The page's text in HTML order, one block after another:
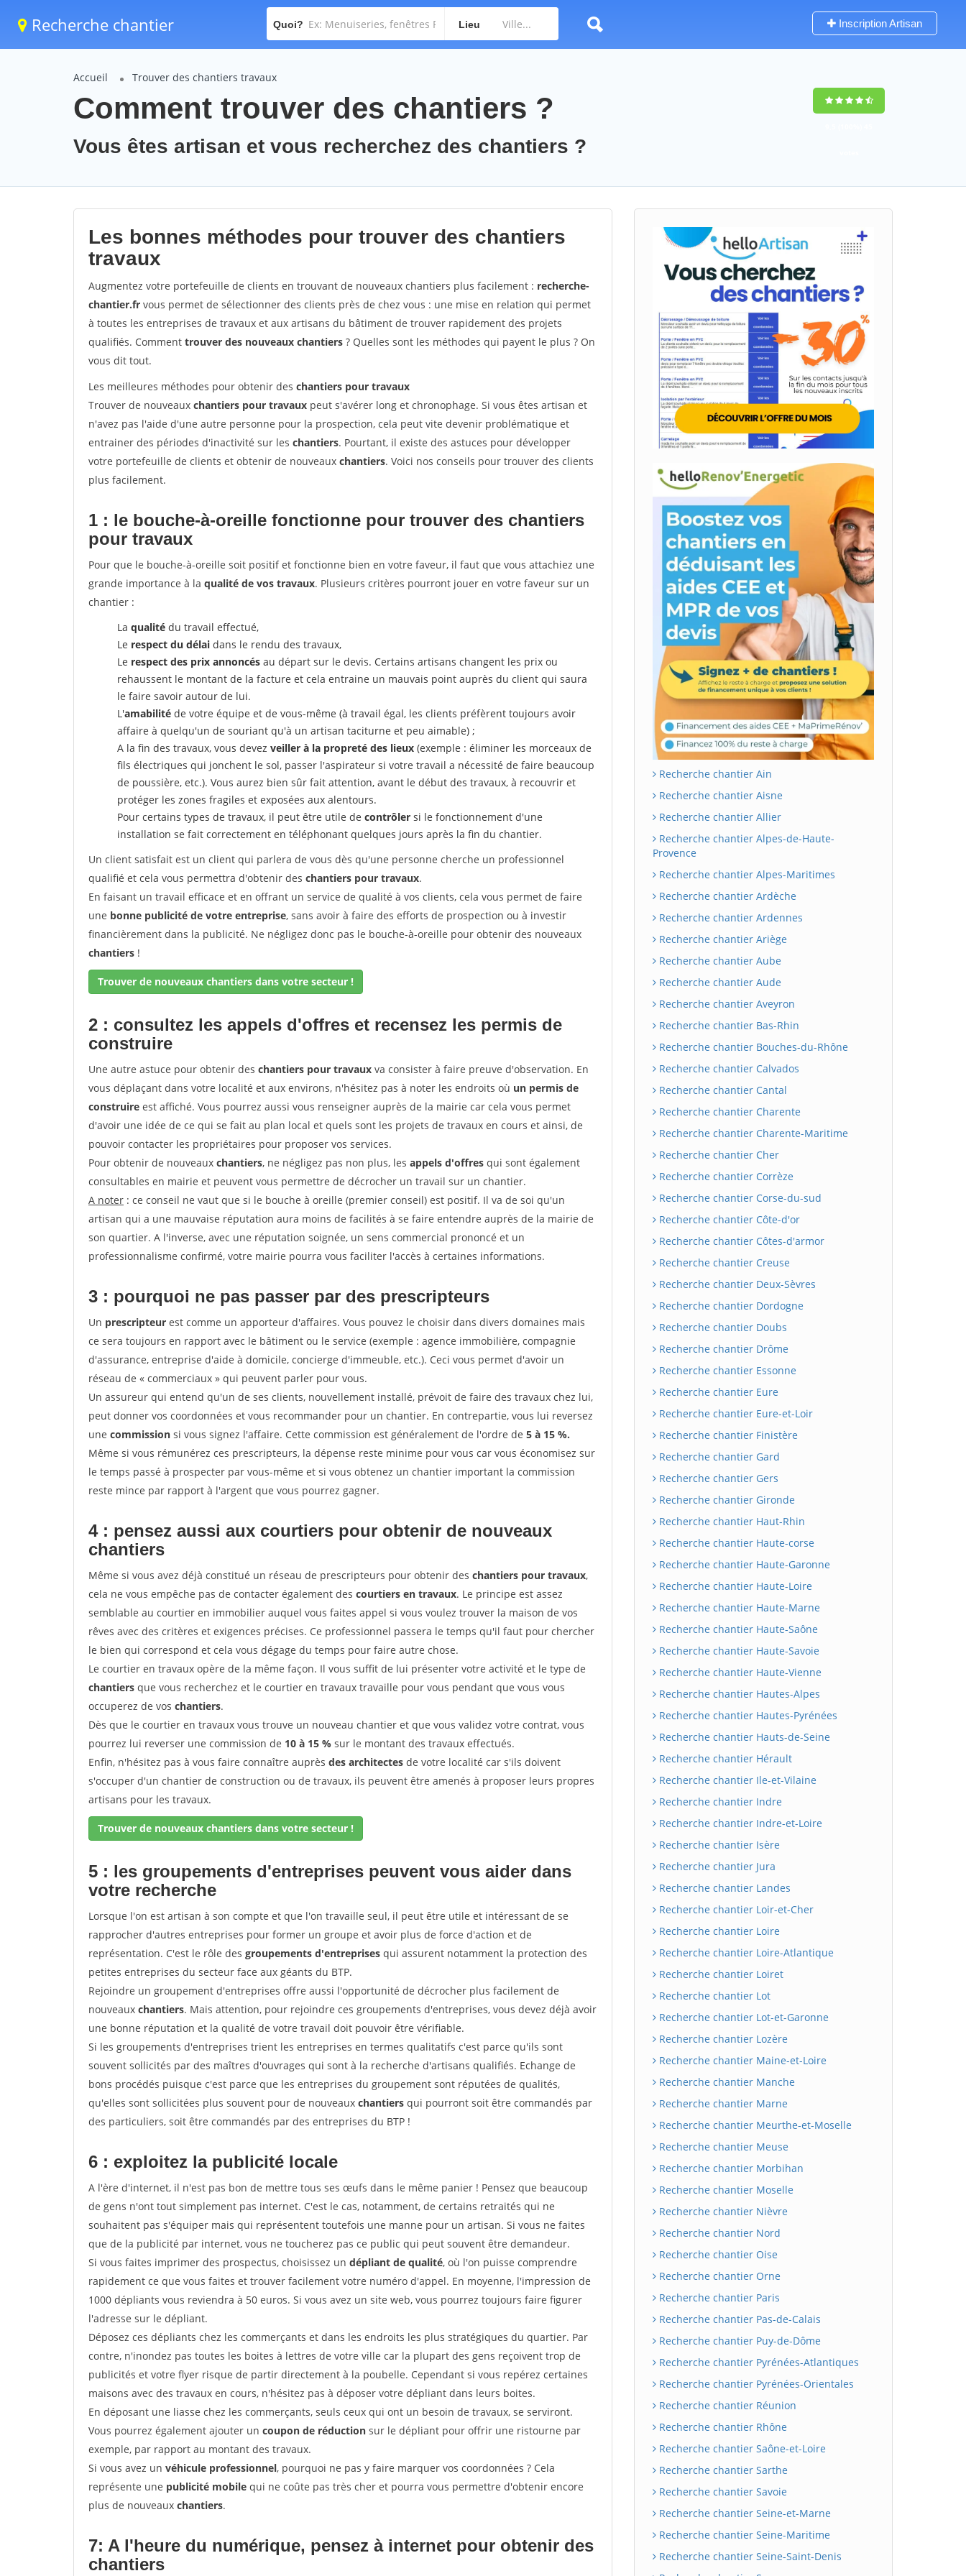
Recherche chantier Quoi? Lieu Inscription Artisan
Accueil Trouver des chantiers travaux
Comment trouver des chantiers ?
Vous êtes artisan et vous recherchez des chantiers ?
Les bonnes méthodes pour trouver des chantiers
travaux
Augmentez votre portefeuille de clients en trouvant de nouveaux chantiers plus facilement : recherche-
chantier.fr vous permet de sélectionner des clients près de chez vous : une mise en relation qui permet
à toutes les entreprises de travaux et aux artisans du bâtiment de trouver rapidement des projets
qualifiés. Comment trouver des nouveaux chantiers ? Quelles sont les méthodes qui payent le plus ? On
vous dit tout.
Les meilleures méthodes pour obtenir des chantiers pour travaux
Trouver de nouveaux chantiers pour travaux peut s'avérer long et chronophage. Si vous êtes artisan et
n'avez pas l'aide d'une autre personne pour la prospection, cela peut vite devenir problématique et
entrainer des périodes d'inactivité sur les chantiers. Pourtant, il existe des astuces pour développer
votre portefeuille de clients et obtenir de nouveaux chantiers. Voici nos conseils pour trouver des clients
plus facilement.
1 : le bouche-à-oreille fonctionne pour trouver des chantiers
pour travaux
Pour que le bouche-à-oreille soit positif et fonctionne bien en votre faveur, il faut que vous attachiez une
grande importance à la qualité de vos travaux. Plusieurs critères pourront jouer en votre faveur sur un
chantier :
La qualité du travail effectué,
Le respect du délai dans le rendu des travaux,
Le respect des prix annoncés au départ sur le devis. Certains artisans changent les prix ou
rehaussent le montant de la facture et cela entraine un mauvais point auprès du client qui saura
le faire savoir autour de lui.
L'amabilité de votre équipe et de vous-même (à travail égal, les clients préfèrent toujours avoir
affaire à quelqu'un de souriant qu'à un artisan taciturne et peu aimable) ;
A la fin des travaux, vous devez veiller à la propreté des lieux (exemple : éliminer les morceaux de
fils électriques qui jonchent le sol, passer l'aspirateur si votre travail a nécessité de faire beaucoup
de poussière, etc.). Vous aurez bien sûr fait attention, avant le début des travaux, à recouvrir et
protéger les zones fragiles et exposées aux alentours.
Pour certains types de travaux, il peut être utile de contrôler si le fonctionnement d'une
installation se fait correctement en téléphonant quelques jours après la fin du chantier.
Un client satisfait est un client qui parlera de vous dès qu'une personne cherche un professionnel
qualifié et cela vous permettra d'obtenir des chantiers pour travaux.
En faisant un travail efficace et en offrant un service de qualité à vos clients, cela vous permet de faire
une bonne publicité de votre entreprise, sans avoir à faire des efforts de prospection ou à investir
financièrement dans la publicité. Ne négligez donc pas le bouche-à-oreille pour obtenir des nouveaux
chantiers !
Trouver de nouveaux chantiers dans votre secteur !
2 : consultez les appels d'offres et recensez les permis de
construire
Une autre astuce pour obtenir des chantiers pour travaux va consister à faire preuve d'observation. En
vous déplaçant dans votre localité et aux environs, n'hésitez pas à noter les endroits où un permis de
construire est affiché. Vous pourrez aussi vous renseigner auprès de la mairie car cela vous permet
d'avoir une idée de ce qui se fait au plan local et quels sont les projets de travaux en cours et ainsi, de
pouvoir contacter les propriétaires pour proposer vos services.
Pour obtenir de nouveaux chantiers, ne négligez pas non plus, les appels d'offres qui sont également
consultables en mairie et peuvent vous permettre de décrocher un travail sur un chantier.
A noter : ce conseil ne vaut que si le bouche à oreille (premier conseil) est positif. Il va de soi qu'un
artisan qui a une mauvaise réputation aura moins de facilités à se faire entendre auprès de la mairie de
son quartier. A l'inverse, avec une réputation soignée, un sens commercial prononcé et un
professionnalisme confirmé, votre mairie pourra vous faciliter l'accès à certaines informations.
3 : pourquoi ne pas passer par des prescripteurs
Un prescripteur est comme un apporteur d'affaires. Vous pouvez le choisir dans divers domaines mais
ce sera toujours en rapport avec le bâtiment ou le service (exemple : agence immobilière, compagnie
d'assurance, entreprise d'aide à domicile, concierge d'immeuble, etc.). Ceci vous permet d'avoir un
réseau de « commerciaux » qui peuvent parler pour vous.
Un assureur qui entend qu'un de ses clients, nouvellement installé, prévoit de faire des travaux chez lui,
peut donner vos coordonnées et vous recommander pour un chantier. En contrepartie, vous lui reversez
une commission si vous signez l'affaire. Cette commission est généralement de l'ordre de 5 à 15 %.
Même si vous rémunérez ces prescripteurs, la dépense reste minime pour vous car vous économisez sur
le temps passé à prospecter par vous-même et si vous obtenez un chantier important la commission
reste mince par rapport à l'argent que vous pourrez gagner.
4 : pensez aussi aux courtiers pour obtenir de nouveaux
chantiers
Même si vous avez déjà constitué un réseau de prescripteurs pour obtenir des chantiers pour travaux,
cela ne vous empêche pas de contacter également des courtiers en travaux. Le principe est assez
semblable au courtier en immobilier auquel vous faites appel si vous voulez trouver la maison de vos
rêves avec des critères et exigences précises. Ce professionnel passera le temps qu'il faut pour chercher
le bien qui correspond et cela vous dégage du temps pour faire autre chose.
Le courtier en travaux opère de la même façon. Il vous suffit de lui présenter votre activité et le type de
chantiers que vous recherchez et le courtier en travaux travaille pour vous pendant que vous vous
occuperez de vos chantiers.
Dès que le courtier en travaux vous trouve un nouveau chantier et que vous validez votre contrat, vous
pourrez lui reverser une commission de 10 à 15 % sur le montant des travaux effectués.
Enfin, n'hésitez pas à vous faire connaître auprès des architectes de votre localité car s'ils doivent
s'occuper d'un chantier de construction ou de travaux, ils peuvent être amenés à proposer leurs propres
artisans pour les travaux.
Trouver de nouveaux chantiers dans votre secteur !
5 : les groupements d'entreprises peuvent vous aider dans
votre recherche
Lorsque l'on est artisan à son compte et que l'on travaille seul, il peut être utile et intéressant de se
rapprocher d'autres entreprises pour former un groupe et avoir plus de force d'action et de
représentation. C'est le rôle des groupements d'entreprises qui assurent notamment la protection des
petites entreprises du secteur face aux géants du BTP.
Rejoindre un groupement d'entreprises offre aussi l'opportunité de décrocher plus facilement de
nouveaux chantiers. Mais attention, pour rejoindre ces groupements d'entreprises, vous devez déjà avoir
une bonne réputation et la qualité de votre travail doit pouvoir être vérifiable.
Si les groupements d'entreprises trient les entreprises en termes qualitatifs c'est parce qu'ils sont
souvent sollicités par des maîtres d'ouvrages qui sont à la recherche d'artisans qualifiés. Echange de
bons procédés puisque c'est parce que les entreprises du groupement sont réputées de qualités,
qu'elles sont sollicitées plus souvent pour de nouveaux chantiers qui pourront soit être commandés par
des particuliers, soit être commandés par des entreprises du BTP !
6 : exploitez la publicité locale
A l'ère d'internet, il n'est pas bon de mettre tous ses œufs dans le même panier ! Pensez que beaucoup
de gens n'ont tout simplement pas internet. C'est le cas, notamment, de certains retraités qui ne
souhaitent pas s'équiper mais qui représentent toutefois une manne pour un artisan. Si vous ne faites
que de la publicité par internet, vous ne toucherez pas ce public qui peut souvent être demandeur.
Si vous faites imprimer des prospectus, choisissez un dépliant de qualité, où l'on puisse comprendre
rapidement ce que vous faites et trouver facilement votre numéro d'appel. En moyenne, l'impression de
1000 dépliants vous reviendra à 50 euros. Si vous avez un site web, vous pourrez toujours faire figurer
l'adresse sur le dépliant.
Déposez ces dépliants chez les commerçants et dans les endroits les plus stratégiques du quartier. Par
contre, n'inondez pas toutes les boites à lettres de votre ville car la plupart des gens reçoivent trop de
publicités et votre flyer risque de partir directement à la poubelle. Cependant si vous repérez certaines
maisons avec des travaux en cours, n'hésitez pas à déposer votre dépliant dans leurs boites.
En déposant une liasse chez les commerçants, seuls ceux qui ont un besoin de travaux, se serviront.
Vous pourrez également ajouter un coupon de réduction sur le dépliant pour offrir une ristourne par
exemple, par rapport au montant des travaux.
Si vous avez un véhicule professionnel, pourquoi ne pas y faire marquer vos coordonnées ? Cela
représente une publicité mobile qui ne coûte pas très cher et pourra vous permettre d'obtenir encore
plus de nouveaux chantiers.
7: A l'heure du numérique, pensez à internet pour obtenir des
chantiers
Recherche chantier Ain
Recherche chantier Aisne
Recherche chantier Allier
Recherche chantier Alpes-de-Haute-
Provence
Recherche chantier Alpes-Maritimes
Recherche chantier Ardèche
Recherche chantier Ardennes
Recherche chantier Ariège
Recherche chantier Aube
Recherche chantier Aude
Recherche chantier Aveyron
Recherche chantier Bas-Rhin
Recherche chantier Bouches-du-Rhône
Recherche chantier Calvados
Recherche chantier Cantal
Recherche chantier Charente
Recherche chantier Charente-Maritime
Recherche chantier Cher
Recherche chantier Corrèze
Recherche chantier Corse-du-sud
Recherche chantier Côte-d'or
Recherche chantier Côtes-d'armor
Recherche chantier Creuse
Recherche chantier Deux-Sèvres
Recherche chantier Dordogne
Recherche chantier Doubs
Recherche chantier Drôme
Recherche chantier Essonne
Recherche chantier Eure
Recherche chantier Eure-et-Loir
Recherche chantier Finistère
Recherche chantier Gard
Recherche chantier Gers
Recherche chantier Gironde
Recherche chantier Haut-Rhin
Recherche chantier Haute-corse
Recherche chantier Haute-Garonne
Recherche chantier Haute-Loire
Recherche chantier Haute-Marne
Recherche chantier Haute-Saône
Recherche chantier Haute-Savoie
Recherche chantier Haute-Vienne
Recherche chantier Hautes-Alpes
Recherche chantier Hautes-Pyrénées
Recherche chantier Hauts-de-Seine
Recherche chantier Hérault
Recherche chantier Ile-et-Vilaine
Recherche chantier Indre
Recherche chantier Indre-et-Loire
Recherche chantier Isère
Recherche chantier Jura
Recherche chantier Landes
Recherche chantier Loir-et-Cher
Recherche chantier Loire
Recherche chantier Loire-Atlantique
Recherche chantier Loiret
Recherche chantier Lot
Recherche chantier Lot-et-Garonne
Recherche chantier Lozère
Recherche chantier Maine-et-Loire
Recherche chantier Manche
Recherche chantier Marne
Recherche chantier Meurthe-et-Moselle
Recherche chantier Meuse
Recherche chantier Morbihan
Recherche chantier Moselle
Recherche chantier Nièvre
Recherche chantier Nord
Recherche chantier Oise
Recherche chantier Orne
Recherche chantier Paris
Recherche chantier Pas-de-Calais
Recherche chantier Puy-de-Dôme
Recherche chantier Pyrénées-Atlantiques
Recherche chantier Pyrénées-Orientales
Recherche chantier Réunion
Recherche chantier Rhône
Recherche chantier Saône-et-Loire
Recherche chantier Sarthe
Recherche chantier Savoie
Recherche chantier Seine-et-Marne
Recherche chantier Seine-Maritime
Recherche chantier Seine-Saint-Denis